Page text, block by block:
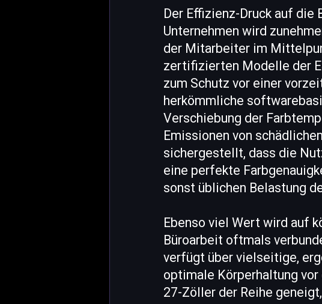
Der Effizienz-Druck auf
Unternehmen wird
der Mitarbeiter im
zertifizierten Modelle der
zum Schutz vor einer
herkömmliche
Verschiebung der
Emissionen von
sichergestellt, dass die
eine perfekte
sonst üblichen Belastung
Ebenso viel Wert wird auf
Büroarbeit oftmals
verfügt über vielseitige,
optimale Körperhaltung
27-Zöller der Reihe